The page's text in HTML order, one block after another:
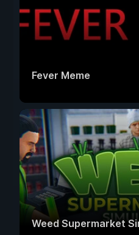
Fever Meme
Weed Supermarket